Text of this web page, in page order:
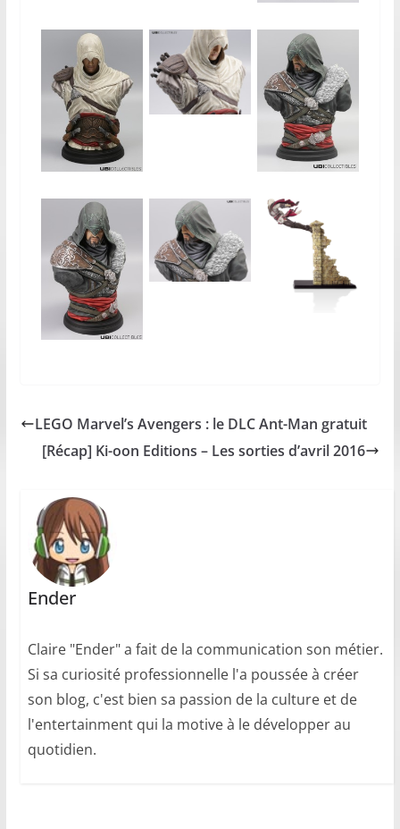
LEGO Marvel’s Avengers : le DLC Ant-Man gratuit
[Récap] Ki-oon Editions – Les sorties d’avril 2016
Ender
Claire "Ender" a fait de la communication son métier.
Si sa curiosité professionnelle l'a poussée à créer
son blog, c'est bien sa passion de la culture et de
l'entertainment qui la motive à le développer au
quotidien.